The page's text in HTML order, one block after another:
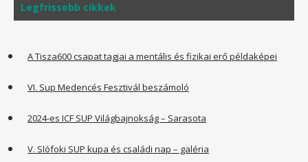
Legfrissebb cikkek
A Tisza600 csapat tagjai a mentális és fizikai erő példaképei
VI. Sup Medencés Fesztivál beszámoló
2024-es ICF SUP Világbajnokság – Sarasota
V. SIófoki SUP kupa és családi nap – galéria